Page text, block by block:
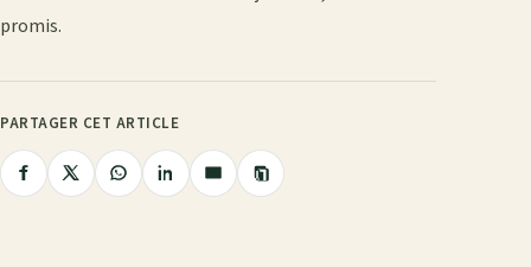
promis.
PARTAGER CET ARTICLE
PartagerPartagerPartagerPartagerPartager
Copier
le